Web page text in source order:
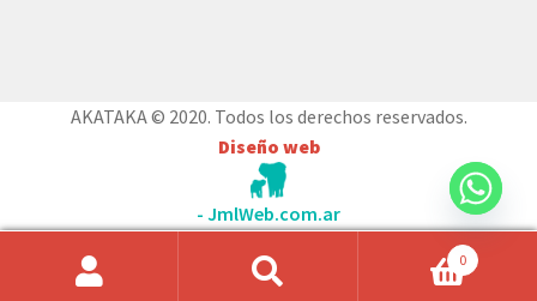
Búsqueda
0
AKATAKA © 2020. Todos los derechos reservados.
Diseño web
- JmlWeb.com.ar